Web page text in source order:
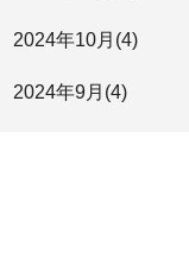
2024年10月 (4)
2024年9月 (4)